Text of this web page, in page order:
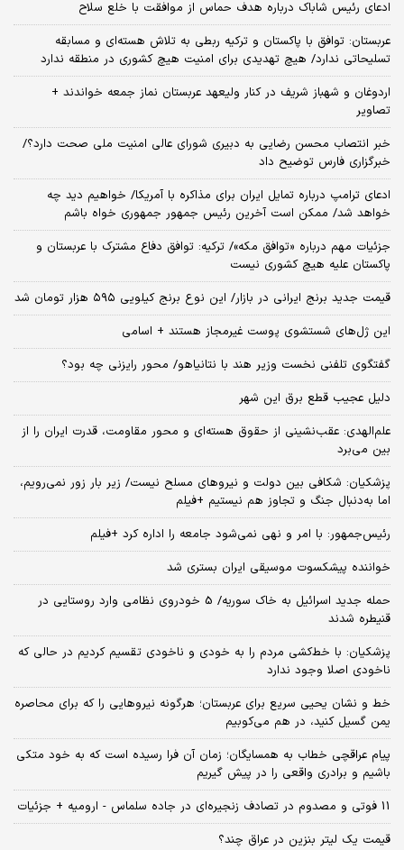
ادعای رئیس شاباک درباره هدف حماس از موافقت با خلع سلاح
عربستان: توافق با پاکستان و ترکیه ربطی به تلاش هسته‌ای و مسابقه
تسلیحاتی ندارد/ هیچ تهدیدی برای امنیت هیچ کشوری در منطقه ندارد
اردوغان و شهباز شریف در کنار ولیعهد عربستان نماز جمعه خواندند +
تصاویر
خبر انتصاب محسن رضایی به دبیری شورای عالی امنیت ملی صحت دارد؟/
خبرگزاری فارس توضیح داد
ادعای ترامپ درباره تمایل ایران برای مذاکره با آمریکا/ خواهیم دید چه
خواهد شد/ ممکن است آخرین رئیس‌ جمهور جمهوری خواه باشم
جزئیات مهم درباره «توافق مکه»/ ترکیه‌: توافق دفاع مشترک با عربستان و
پاکستان علیه هیچ کشوری نیست
قیمت جدید برنج ایرانی در بازار/ این نوع برنج کیلویی ۵۹۵ هزار تومان شد
این ژل‌های شستشوی پوست غیرمجاز هستند + اسامی
گفتگوی تلفنی نخست وزیر هند با نتانیاهو/ محور رایزنی چه بود؟
دلیل عجیب قطع برق این شهر
علم‌الهدی: عقب‌نشینی از حقوق هسته‌ای و محور مقاومت، قدرت ایران را از
بین می‌برد
پزشکیان: شکافی بین دولت و نیروهای مسلح نیست/ زیر بار زور نمی‌رویم،
اما به‌دنبال جنگ و تجاوز هم نیستیم +فیلم
رئیس‌جمهور: با امر و نهی نمی‌شود جامعه را اداره کرد +فیلم
خواننده پیشکسوت موسیقی ایران بستری شد
حمله جدید اسرائیل به خاک سوریه/ 5 خودروی نظامی وارد روستایی در
قنیطره شدند
پزشکیان: با خط‌کشی مردم را به خودی و ناخودی تقسیم کردیم در حالی که
ناخودی اصلا وجود ندارد
خط و نشان یحیی سریع برای عربستان؛ هرگونه نیروهایی را که برای محاصره
یمن گسیل کنید، در هم می‌کوبیم
پیام عراقچی خطاب به همسایگان؛ زمان آن فرا رسیده است که به خود متکی
باشیم و برادری واقعی را در پیش گیریم
11 فوتی و مصدوم در تصادف زنجیره‌ای در جاده سلماس - ارومیه + جزئیات
قیمت یک لیتر بنزین در عراق چند؟